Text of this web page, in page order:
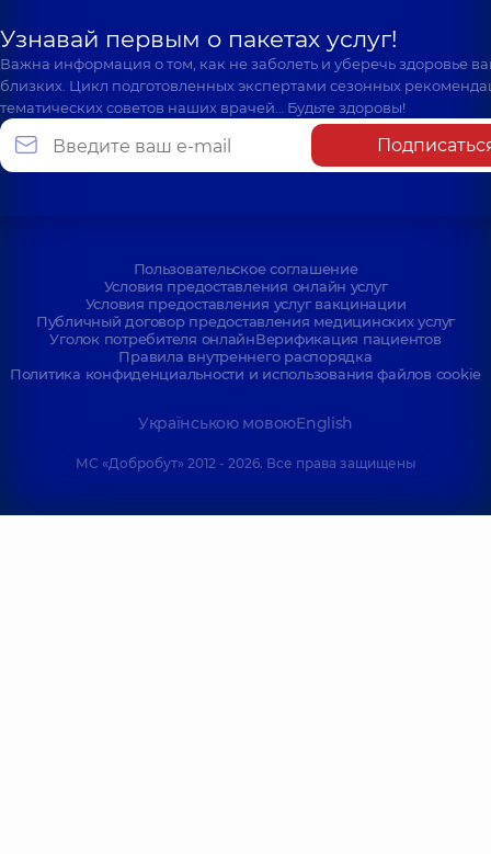
Узнавай первым о пакетах услуг!
Важна информация о том, как не заболеть и уберечь здоровье
близких. Цикл подготовленных экспертами сезонных
тематических советов наших врачей… Будьте здоровы!
Пользовательское соглашение
Условия предоставления онлайн услуг
Условия предоставления услуг вакцинации
Публичный договор предоставления медицинских услуг
Уголок потребителя онлайнВерификация пациентов
Правила внутреннего распорядка
Политика конфиденциальности и использования файлов cookie
Українською мовоюEnglish
МС «Добробут» 2012 - 2026. Все права защищены